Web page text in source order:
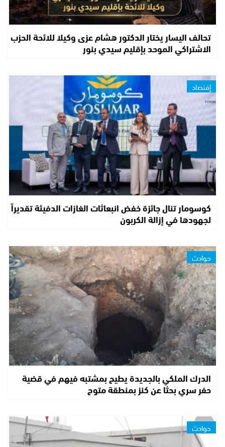
تحالف اليسار يختار الدكتور هشام عزى وكيلا للائحة الحزب
الاشتراكي الموحد بإقليم سيدي بنور
إقتصاد
كوسومار تنال جائزة خفض انبعاثات الغازات الدفيئة تقديراً
لجهودها في إزالة الكربون
حوادث
الدرك الملكي بالجديدة يطيح بمشتبه فيهم في قضية
حفر سري بحثا عن كنز بمنطقة متوح
حوادث